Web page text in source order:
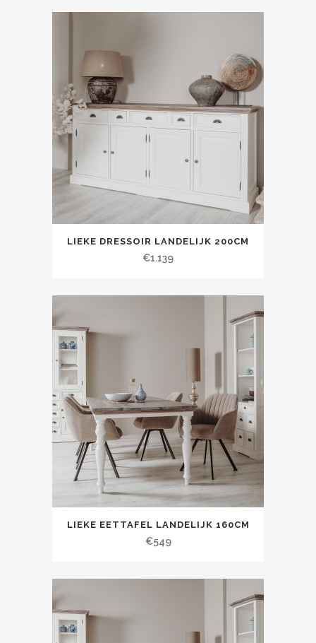
LIEKE DRESSOIR LANDELIJK 200CM
€1.139
LIEKE EETTAFEL LANDELIJK 160CM
€549